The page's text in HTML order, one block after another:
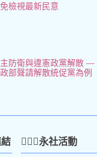
檢視最新民意
防衛與違憲政黨解散 —
部聲請解散統促黨為例
🧚🏻‍♀️永社活動